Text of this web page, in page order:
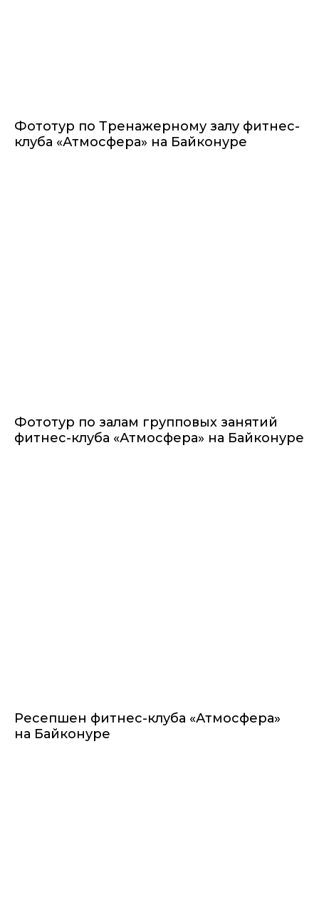
Фототур по Тренажерному залу фитнес-
клуба «Атмосфера» на Байконуре
Фототур по залам групповых занятий
фитнес-клуба «Атмосфера» на Байконуре
Ресепшен фитнес-клуба «Атмосфера»
на Байконуре